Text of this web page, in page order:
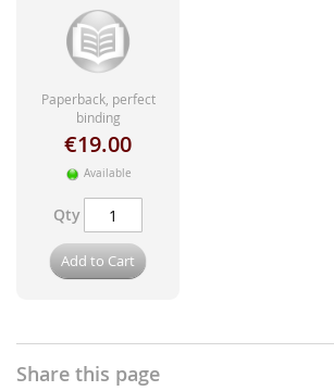
Paperback, perfect
binding
€19.00
Available
Qty
Add to Cart
Share this page